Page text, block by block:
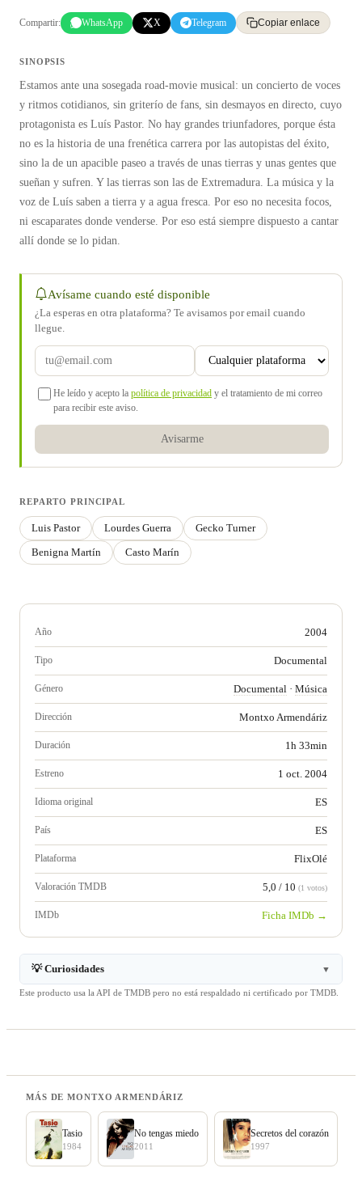
Compartir: WhatsApp X Telegram Copiar enlace
SINOPSIS
Estamos ante una sosegada road-movie musical: un concierto de voces
y ritmos cotidianos, sin griterío de fans, sin desmayos en directo, cuyo
protagonista es Luís Pastor. No hay grandes triunfadores, porque ésta
no es la historia de una frenética carrera por las autopistas del éxito,
sino la de un apacible paseo a través de unas tierras y unas gentes que
sueñan y sufren. Y las tierras son las de Extremadura. La música y la
voz de Luís saben a tierra y a agua fresca. Por eso no necesita focos,
ni escaparates donde venderse. Por eso está siempre dispuesto a cantar
allí donde se lo pidan.
Avísame cuando esté disponible
¿La esperas en otra plataforma? Te avisamos por email cuando
llegue.
He leído y acepto la política de privacidad y el tratamiento de mi correo
para recibir este aviso.
Avisarme
REPARTO PRINCIPAL
Luis Pastor Lourdes Guerra
Gecko Turner
Benigna Martín
Casto Marín
Año 2004
Tipo Documental
Género Documental · Música
Dirección Montxo Armendáriz
Duración 1h 33min
Estreno 1 oct. 2004
Idioma original ES
País ES
Plataforma FlixOlé
Valoración TMDB 5,0 / 10 (1 votos)
IMDb Ficha IMDb →
💡 Curiosidades ▼
Este producto usa la API de TMDB pero no está respaldado ni certificado por TMDB.
MÁS DE MONTXO ARMENDÁRIZ
Tasio
1984
No tengas miedo
2011
Secretos del corazón
1997